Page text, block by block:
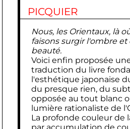
PICQUIER
Nous, les Orientaux, là
faisons surgir l'ombre et
beauté.
Voici enfin proposée
traduction du livre
l'esthétique japonaise
du presque rien, du
opposée au tout blanc
lumière rationaliste de
La profonde couleur de